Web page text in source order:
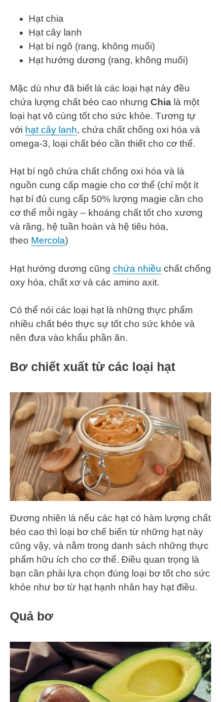
Hạt chia
Hạt cây lanh
Hạt bí ngô (rang, không muối)
Hạt hướng dương (rang, không muối)
Mặc dù như đã biết là các loại hạt này đều
chứa lượng chất béo cao nhưng Chia là một
loại hạt vô cùng tốt cho sức khỏe. Tương tự
với hạt cây lanh, chứa chất chống oxi hóa và
omega-3, loại chất béo cần thiết cho cơ thể.
Hạt bí ngô chứa chất chống oxi hóa và là
nguồn cung cấp magie cho cơ thể (chỉ một ít
hạt bí đủ cung cấp 50% lượng magie cần cho
cơ thể mỗi ngày – khoáng chất tốt cho xương
và răng, hệ tuần hoàn và hệ tiêu hóa,
theo Mercola)
Hạt hướng dương cũng chứa nhiều chất chống
oxy hóa, chất xơ và các amino axit.
Có thể nói các loại hạt là những thực phẩm
nhiều chất béo thực sự tốt cho sức khỏe và
nên đưa vào khẩu phần ăn.
Bơ chiết xuất từ các loại hạt
Đương nhiên là nếu các hạt có hàm lượng chất
béo cao thì loại bơ chế biến từ những hạt này
cũng vậy, và nằm trong danh sách những thực
phẩm hữu ích cho cơ thể. Điều quan trọng là
bạn cần phải lựa chọn đúng loại bơ tốt cho sức
khỏe như bơ từ hạt hạnh nhân hay hạt điều.
Quả bơ